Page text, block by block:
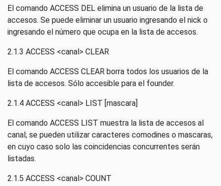
El comando ACCESS DEL elimina un usuario de la lista de
accesos. Se puede eliminar un usuario ingresando el nick o
ingresando el número que ocupa en la lista de accesos.
2.1.3 ACCESS <canal> CLEAR
El comando ACCESS CLEAR borra todos los usuarios de la
lista de accesos. Sólo accesible para el founder.
2.1.4 ACCESS <canal> LIST [mascara]
El comando ACCESS LIST muestra la lista de accesos al
canal; se pueden utilizar caracteres comodines o mascaras,
en cuyo caso solo las coincidencias concurrentes serán
listadas.
2.1.5 ACCESS <canal> COUNT